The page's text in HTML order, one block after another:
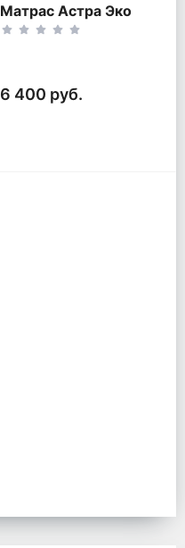
Матрас Астра Эко
6 400 руб.